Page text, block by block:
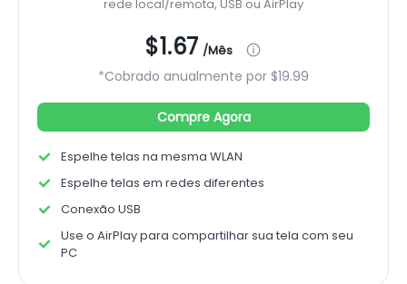
rede local/remota, USB ou AirPlay
$1.67 /Mês
*Cobrado anualmente por $19.99
Compre Agora
Espelhe telas na mesma WLAN
Espelhe telas em redes diferentes
Conexão USB
Use o AirPlay para compartilhar sua tela com seu
PC